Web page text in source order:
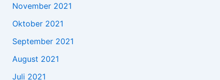
November 2021
Oktober 2021
September 2021
August 2021
Juli 2021